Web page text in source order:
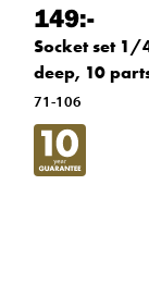
149:-
Socket set 1/
deep, 10
71-106